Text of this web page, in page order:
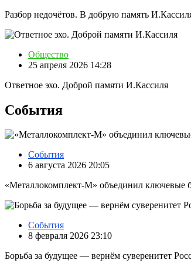
Разбор недочётов. В добрую память
Общество
25 апреля 2026 14:28
Ответное эхо. Доброй памяти И.Кассиля
События
События
6 августа 2026 20:05
«Металлокомплект-М» объединил ключевые
События
8 февраля 2026 23:10
Борьба за будущее — вернём суверенитет